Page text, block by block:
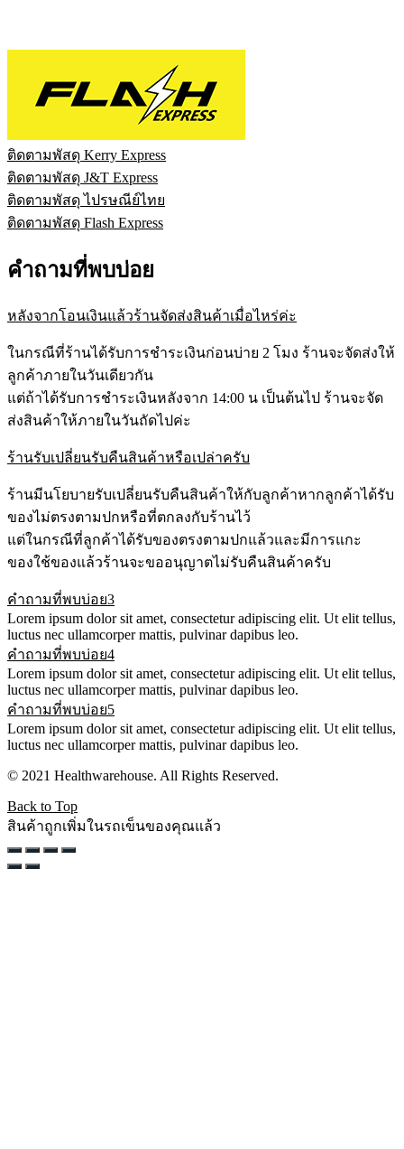
ติดตามพัสดุ Kerry Express
ติดตามพัสดุ J&T Express
ติดตามพัสดุ ไปรษณีย์ไทย
ติดตามพัสดุ Flash Express
คำถามที่พบบ่อย
หลังจากโอนเงินแล้วร้านจัดส่งสินค้าเมื่อไหร่ค่ะ
ในกรณีที่ร้านได้รับการชำระเงินก่อนบ่าย 2 โมง ร้านจะจัดส่งให้
ลูกค้าภายในวันเดียวกัน
แต่ถ้าได้รับการชำระเงินหลังจาก 14:00 น เป็นต้นไป ร้านจะจัด
ส่งสินค้าให้ภายในวันถัดไปค่ะ
ร้านรับเปลี่ยนรับคืนสินค้าหรือเปล่าครับ
ร้านมีนโยบายรับเปลี่ยนรับคืนสินค้าให้กับลูกค้าหากลูกค้าได้รับ
ของไม่ตรงตามปกหรือที่ตกลงกับร้านไว้
แต่ในกรณีที่ลูกค้าได้รับของตรงตามปกแล้วและมีการแกะ
ของใช้ของแล้วร้านจะขออนุญาตไม่รับคืนสินค้าครับ
คำถามที่พบบ่อย3
Lorem ipsum dolor sit amet, consectetur adipiscing elit. Ut elit tellus,
luctus nec ullamcorper mattis, pulvinar dapibus leo.
คำถามที่พบบ่อย4
Lorem ipsum dolor sit amet, consectetur adipiscing elit. Ut elit tellus,
luctus nec ullamcorper mattis, pulvinar dapibus leo.
คำถามที่พบบ่อย5
Lorem ipsum dolor sit amet, consectetur adipiscing elit. Ut elit tellus,
luctus nec ullamcorper mattis, pulvinar dapibus leo.
© 2021 Healthwarehouse. All Rights Reserved.
Back to Top
สินค้าถูกเพิ่มในรถเข็นของคุณแล้ว